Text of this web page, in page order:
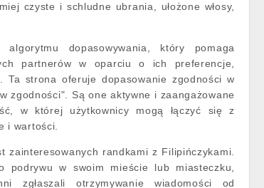
czyste i schludne ubrania, ułożone włosy,
dopasowywania, który pomaga
partnerów w oparciu o ich preferencje,
Ta strona oferuje dopasowanie zgodności w
zgodności". Są one aktywne i zaangażowane
w której użytkownicy mogą łączyć się z
i wartości.
zainteresowanych randkami z Filipińczykami.
w swoim mieście lub miasteczku,
zgłaszali otrzymywanie wiadomości od